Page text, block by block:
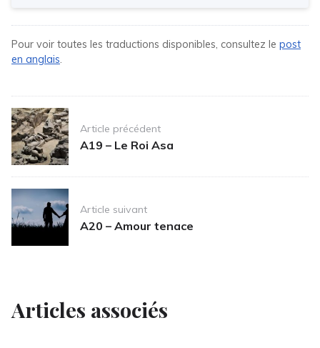
Pour voir toutes les traductions disponibles, consultez le post
en anglais.
Post
navigationArticle précédent
A19 – Le Roi Asa
Article suivant
A20 – Amour tenace
Articles associés